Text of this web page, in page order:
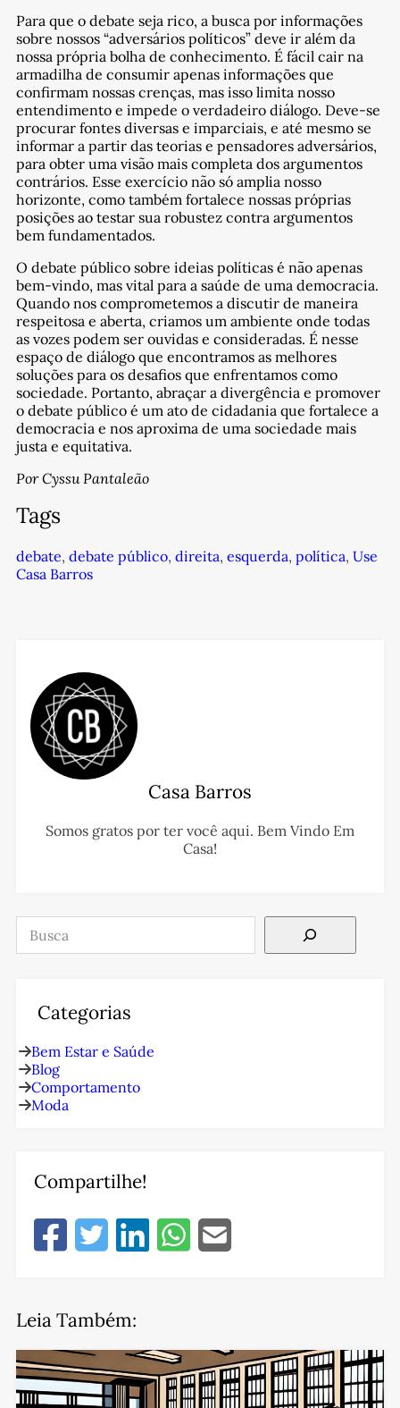
Para que o debate seja rico, a busca por informações
sobre nossos “adversários políticos” deve ir além da
nossa própria bolha de conhecimento. É fácil cair na
armadilha de consumir apenas informações que
confirmam nossas crenças, mas isso limita nosso
entendimento e impede o verdadeiro diálogo. Deve-se
procurar fontes diversas e imparciais, e até mesmo se
informar a partir das teorias e pensadores adversários,
para obter uma visão mais completa dos argumentos
contrários. Esse exercício não só amplia nosso
horizonte, como também fortalece nossas próprias
posições ao testar sua robustez contra argumentos
bem fundamentados.
O debate público sobre ideias políticas é não apenas
bem-vindo, mas vital para a saúde de uma democracia.
Quando nos comprometemos a discutir de maneira
respeitosa e aberta, criamos um ambiente onde todas
as vozes podem ser ouvidas e consideradas. É nesse
espaço de diálogo que encontramos as melhores
soluções para os desafios que enfrentamos como
sociedade. Portanto, abraçar a divergência e promover
o debate público é um ato de cidadania que fortalece a
democracia e nos aproxima de uma sociedade mais
justa e equitativa.
Por Cyssu Pantaleão
Tags
debate, debate público, direita, esquerda, política, Use
Casa Barros
Casa Barros
Somos gratos por ter você aqui. Bem Vindo Em
Casa!
Pesquisar
Categorias
Bem Estar e Saúde
Blog
Comportamento
Moda
Compartilhe!
Leia Também: